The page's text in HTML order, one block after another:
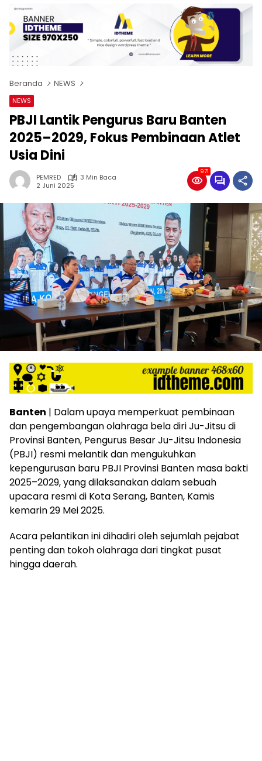
Beranda NEWS
NEWS
PBJI Lantik Pengurus Baru Banten
2025–2029, Fokus Pembinaan Atlet
Usia Dini
PEMRED
3 Min Baca
2 Juni 2025
971
Banten | Dalam upaya memperkuat pembinaan
dan pengembangan olahraga bela diri Ju-Jitsu di
Provinsi Banten, Pengurus Besar Ju-Jitsu Indonesia
(PBJI) resmi melantik dan mengukuhkan
kepengurusan baru PBJI Provinsi Banten masa bakti
2025–2029, yang dilaksanakan dalam sebuah
upacara resmi di Kota Serang, Banten, Kamis
kemarin 29 Mei 2025.
Acara pelantikan ini dihadiri oleh sejumlah pejabat
penting dan tokoh olahraga dari tingkat pusat
hingga daerah.